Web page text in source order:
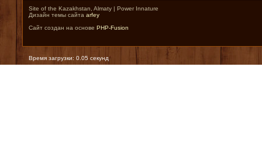
Site of the Kazakhstan, Almaty | Power Innature
Дизайн темы сайта arfey
Сайт создан на основе PHP-Fusion
Время загрузки: 0.05 секунд